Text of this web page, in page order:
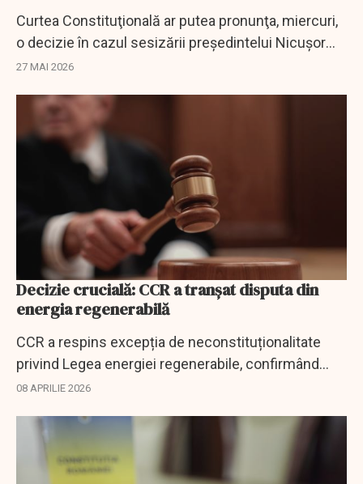
Curtea Constituţională ar putea pronunţa, miercuri,
o decizie în cazul sesizării preşedintelui Nicuşor
Dan asupra legii privind utilizarea plajei Mării Negre.
27 MAI 2026
Decizie crucială: CCR a tranșat disputa din
energia regenerabilă
CCR a respins excepția de neconstituționalitate
privind Legea energiei regenerabile, confirmând
rolul ANRE și al Guvernului în stabilirea cotelor de
08 APRILIE 2026